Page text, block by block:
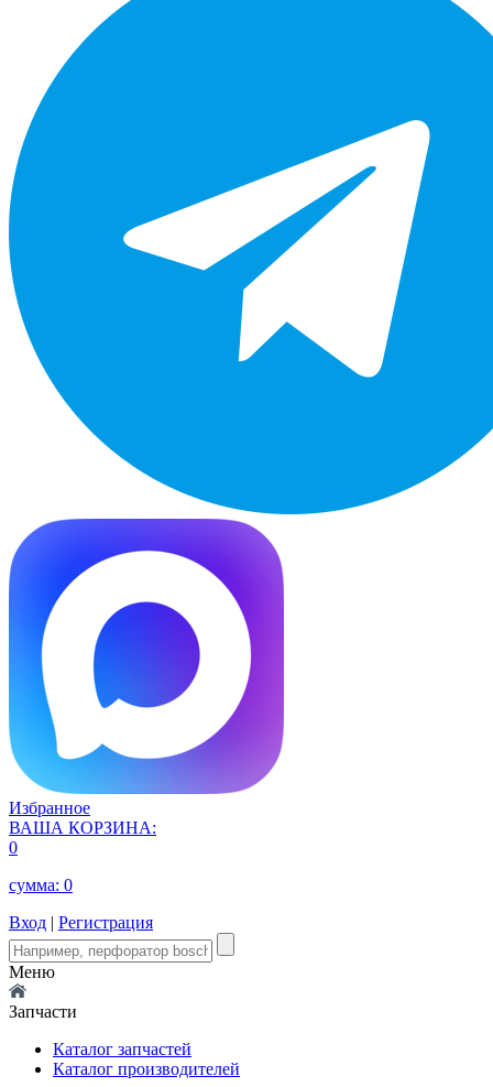
Избранное
ВАША КОРЗИНА:
0
сумма: 0
Вход | Регистрация
Меню
Запчасти
Каталог запчастей
Каталог производителей